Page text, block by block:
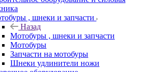
, шнеки и запчасти
Назад
Мотобуры , шнеки и запчасти
Мотобуры
Запчасти на мотобуры
Шнеки удлинители ножи